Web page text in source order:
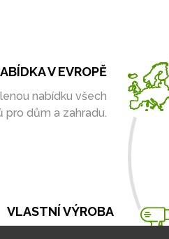
VLASTNÍ VÝROBA
V EVROPĚ
nabídku všech
dům a zahradu.